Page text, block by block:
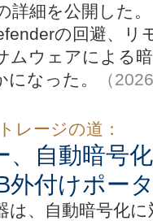
詳細を公開した
の回避、リ
ムウェアによる
なった。
（
レージの道：
、自動暗号
外付けポー
は、自動暗号化